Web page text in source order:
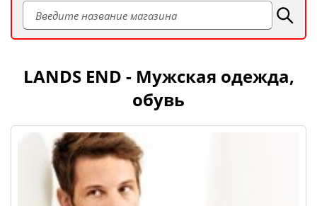
LANDS END - Мужская одежда,
обувь